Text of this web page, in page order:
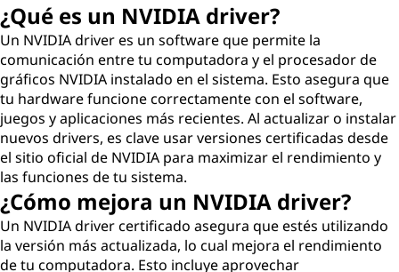
¿Qué es un NVIDIA driver?
Un NVIDIA driver es un software que permite la
comunicación entre tu computadora y el procesador de
gráficos NVIDIA instalado en el sistema. Esto asegura que
tu hardware funcione correctamente con el software,
juegos y aplicaciones más recientes. Al actualizar o instalar
nuevos drivers, es clave usar versiones certificadas desde
el sitio oficial de NVIDIA para maximizar el rendimiento y
las funciones de tu sistema.
¿Cómo mejora un NVIDIA driver?
Un NVIDIA driver certificado asegura que estés utilizando
la versión más actualizada, lo cual mejora el rendimiento
de tu computadora. Esto incluye aprovechar